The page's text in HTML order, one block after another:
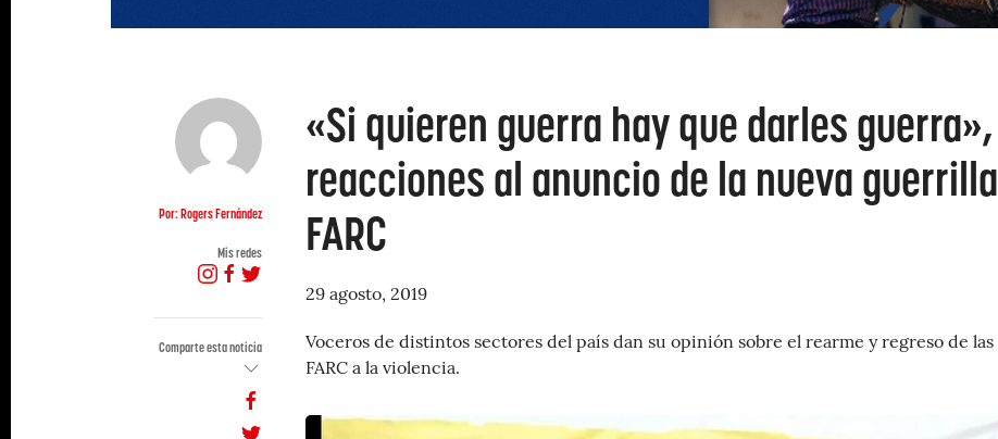
Por: Rogers Fernández
Mis redes
Comparte esta noticia
«Si quieren guerra hay que darles guerra»,
reacciones al anuncio de la nueva guerrilla
FARC
29 agosto, 2019
Voceros de distintos sectores del país dan su opinión sobre el rearme y regreso de las
FARC a la violencia.